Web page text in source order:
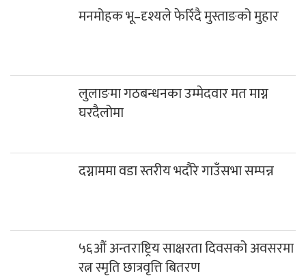
मनमोहक भू–दृश्यले फेरिँदै मुस्ताङको मुहार
लुलाङमा गठबन्धनका उम्मेदवार मत माग्न
घरदैलोमा
दग्नाममा वडा स्तरीय भदौरे गाउँसभा सम्पन्न
५६औं अन्तराष्ट्रिय साक्षरता दिवसको अवसरमा
रत्न स्मृति छात्रवृत्ति बितरण